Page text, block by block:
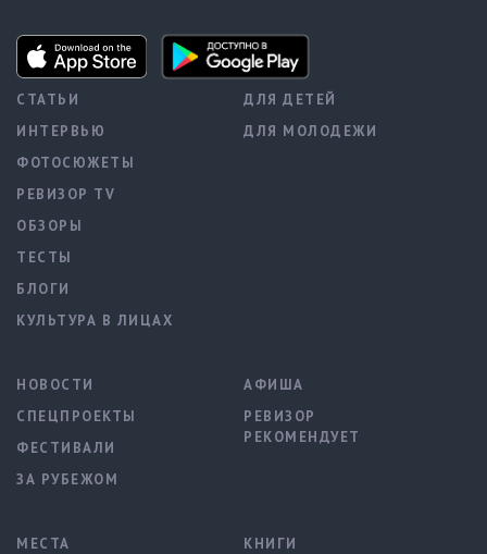
СТАТЬИ
ИНТЕРВЬЮ
ФОТОСЮЖЕТЫ
РЕВИЗОР TV
ОБЗОРЫ
ТЕСТЫ
БЛОГИ
КУЛЬТУРА В ЛИЦАХ
ДЛЯ ДЕТЕЙ
ДЛЯ МОЛОДЕЖИ
НОВОСТИ
СПЕЦПРОЕКТЫ
ФЕСТИВАЛИ
ЗА РУБЕЖОМ
АФИША
РЕВИЗОР
РЕКОМЕНДУЕТ
МЕСТА КНИГИ